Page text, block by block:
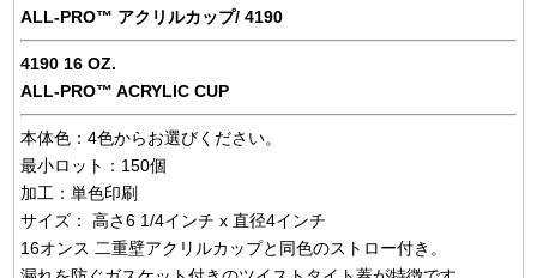
ALL-PRO™ アクリルカップ/ 4190
4190 16 OZ.
ALL-PRO™ ACRYLIC CUP
本体色：4色からお選びください。
最小ロット：150個
加工：単色印刷
サイズ： 高さ6 1/4インチ x 直径4インチ
16オンス 二重壁アクリルカップと同色のストロー付き。